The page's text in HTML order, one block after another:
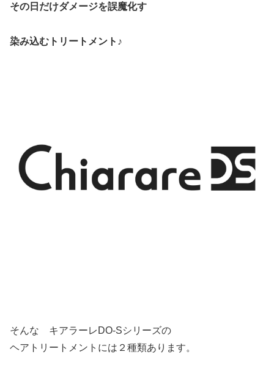
その日だけダメージを誤魔化す
染み込むトリートメント♪
そんな キアラーレDO-Sシリーズの
ヘアトリートメントには２種類あります。